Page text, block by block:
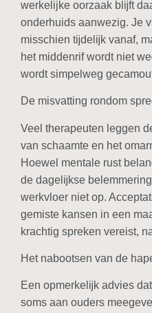
werkelijke oorzaak blĳft
onderhuids aanwezig. Je
misschien tĳdelĳk vanaf,
het middenrif wordt niet
wordt simpelweg
De misvatting rondom
Veel therapeuten leggen
van schaamte en het
Hoewel mentale rust
de dagelĳkse
werkvloer niet op.
gemiste kansen in een
krachtig spreken vereist,
Het nabootsen van de
Een opmerkelĳk advies
soms aan ouders